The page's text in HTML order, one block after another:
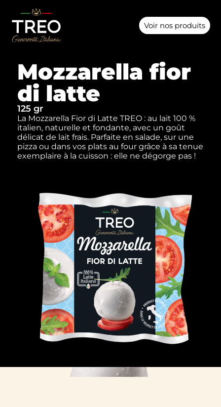
Voir nos produits
Mozzarella fior
di latte
125 gr
La Mozzarella Fior di Latte TREO : au lait 100 %
italien, naturelle et fondante, avec un goût
délicat de lait frais. Parfaite en salade, sur une
pizza ou dans vos plats au four grâce à sa tenue
exemplaire à la cuisson : elle ne dégorge pas !